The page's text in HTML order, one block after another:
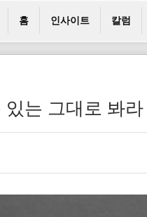
홈 인사이트 칼럼
는 그대로 봐라